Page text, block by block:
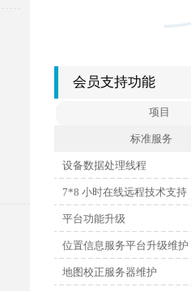
会员支持功能
项目
标准服务
设备数据处理线程
7*8 小时在线远程技术支持
平台功能升级
位置信息服务平台升级维护
地图校正服务器维护